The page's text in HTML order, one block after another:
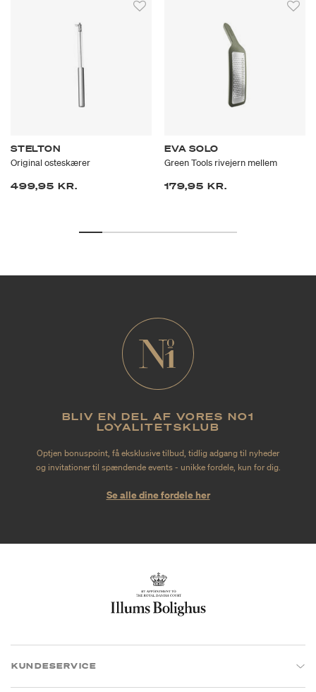
STELTON
Original osteskærer
499,95 KR.
EVA SOLO
Green Tools rivejern mellem
179,95 KR.
BLIV EN DEL AF VORES NO1
LOYALITETSKLUB
Optjen bonuspoint, få eksklusive tilbud, tidlig adgang til nyheder
og invitationer til spændende events - unikke fordele, kun for dig.
Se alle dine fordele her
KUNDESERVICE